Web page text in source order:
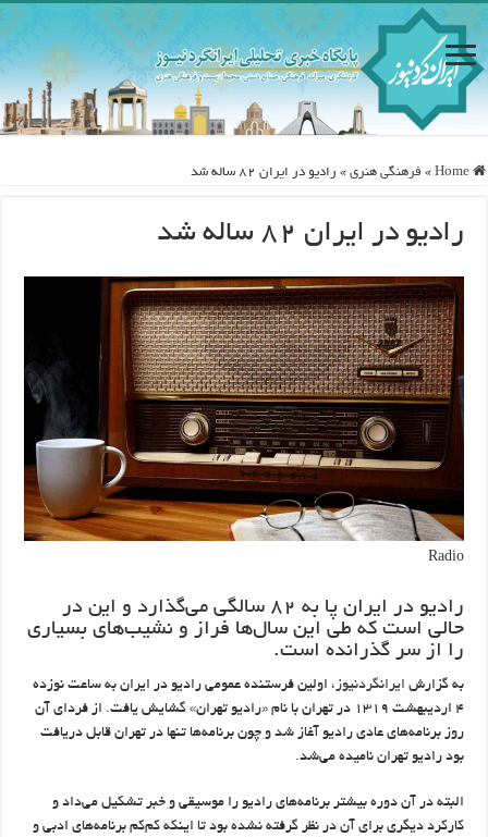
Home
» فرهنگی هنری » رادیو در ایران ۸۲ ساله شد
رادیو در ایران ۸۲ ساله شد
Radio
رادیو در ایران پا به ۸۲ سالگی می‌گذارد و این در
حالی است که طی این سال‌ها فراز و نشیب‌های بسیاری
را از سر گذرانده است.
به گزارش ایرانگردنیوز، اولین فرستنده عمومی رادیو در ایران به ساعت نوزده
۴ اردیبهشت ۱۳۱۹ در تهران با نام «رادیو تهران» گشایش یافت. از فردای آن
روز برنامه‌های عادی رادیو آغاز شد و چون برنامه‌ها تنها در تهران قابل دریافت
بود رادیو تهران نامیده می‌شد.
البته در آن دوره بیشتر برنامه‌های رادیو را موسیقی و خبر تشکیل می‌داد و
کارکرد دیگری برای آن در نظر گرفته نشده بود تا اینکه کم‌کم برنامه‌های ادبی و